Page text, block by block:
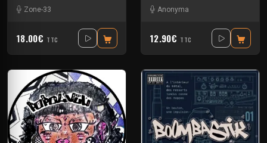
Zone-33
18.00€ TTC
Anonyma
12.90€ TTC